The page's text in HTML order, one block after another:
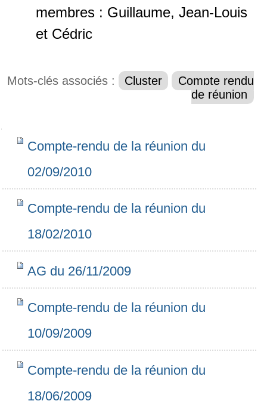
membres : Guillaume, Jean-Louis
et Cédric
Mots-clés associés : Cluster
Compte rendu
de réunion
Navigation
Compte-rendu de la réunion du
02/09/2010
Compte-rendu de la réunion du
18/02/2010
AG du 26/11/2009
Compte-rendu de la réunion du
10/09/2009
Compte-rendu de la réunion du
18/06/2009